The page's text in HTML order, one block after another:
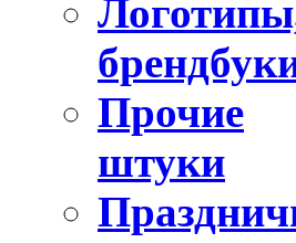
Прочие
штуки